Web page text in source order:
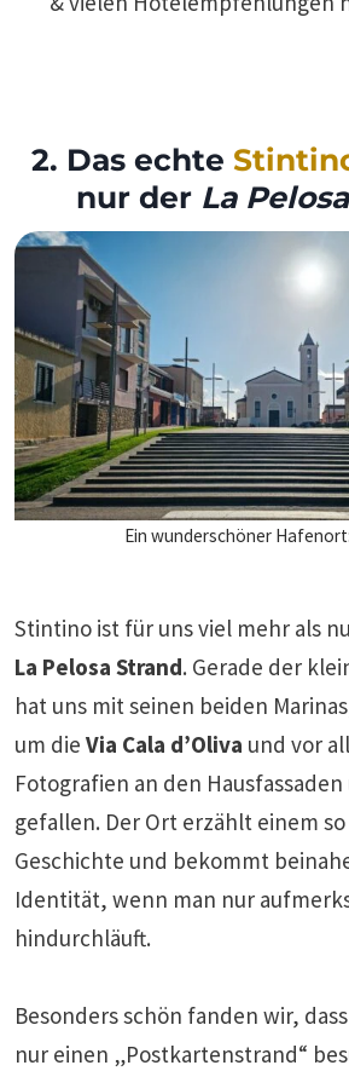
2. Das echte
nur der La
Ein wunderschöner
Stintino ist für uns viel mehr als
La Pelosa Strand. Gerade der
hat uns mit seinen beiden
um die Via Cala d’Oliva und vor
Fotografien an den
gefallen. Der Ort erzählt einem
Geschichte und bekommt
Identität, wenn man nur
hindurchläuft.
Besonders schön fanden wir,
nur einen „Postkartenstrand“